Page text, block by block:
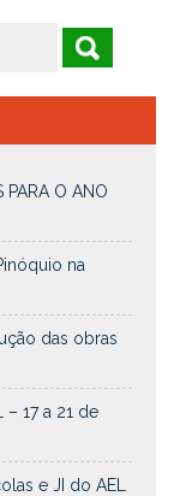
PARA O ANO
na
das obras
17 a 21 de
e JI do AEL